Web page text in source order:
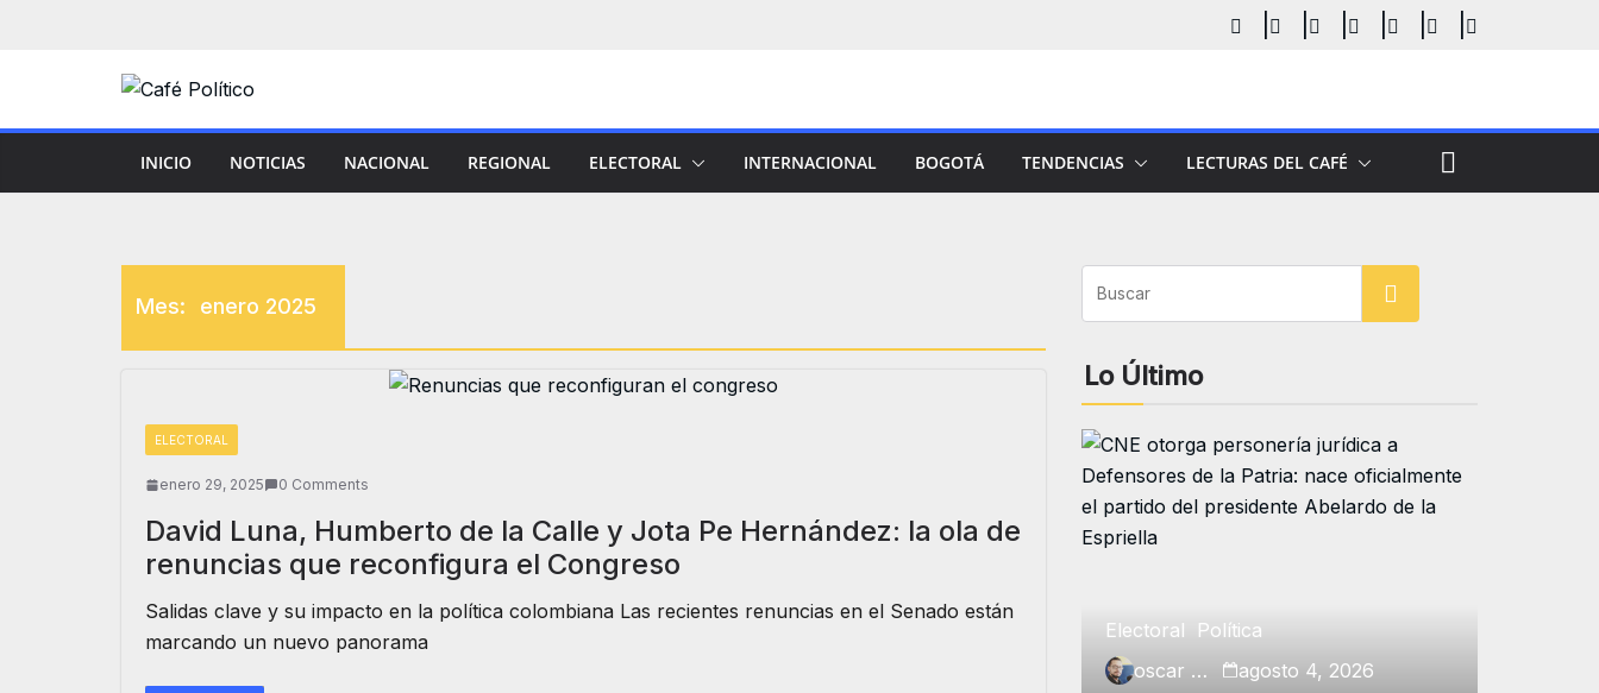
INICIO NOTICIAS NACIONAL REGIONAL ELECTORAL INTERNACIONAL BOGOTÁ TENDENCIAS LECTURAS DEL CAFÉ
Mes: enero 2025
ELECTORAL
enero 29, 2025 0 Comments
David Luna, Humberto de la Calle y Jota Pe Hernández: la ola de
renuncias que reconfigura el Congreso
Salidas clave y su impacto en la política colombiana Las recientes renuncias en el Senado están
marcando un nuevo panorama
Buscar
Lo Último
Electoral
Política
oscar charry
agosto 4, 2026